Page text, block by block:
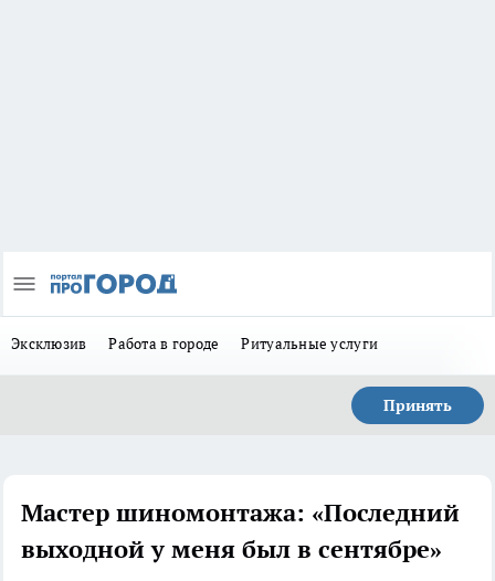
Эксклюзив Работа в городе Ритуальные услуги
Принять
Мастер шиномонтажа: «Последний
выходной у меня был в сентябре»